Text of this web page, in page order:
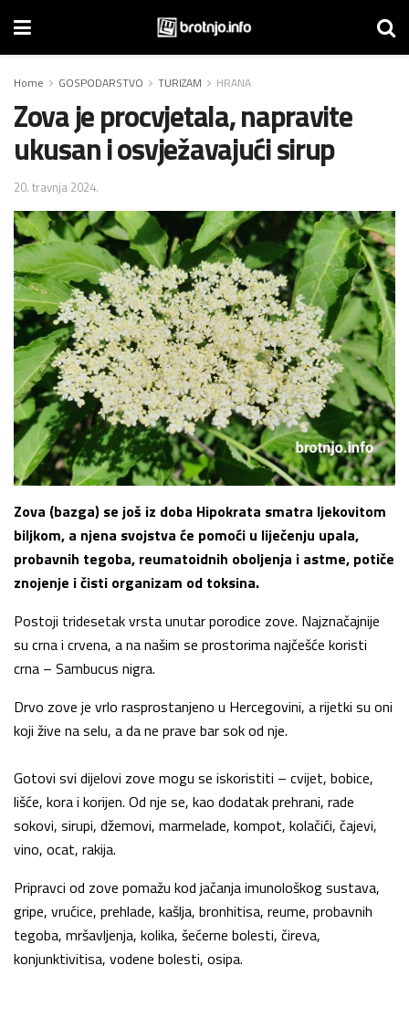
Home GOSPODARSTVO TURIZAM HRANA
Zova je procvjetala, napravite
ukusan i osvježavajući sirup
20. travnja 2024.
Zova (bazga) se još iz doba Hipokrata smatra ljekovitom
biljkom, a njena svojstva će pomoći u liječenju upala,
probavnih tegoba, reumatoidnih oboljenja i astme, potiče
znojenje i čisti organizam od toksina.
Postoji tridesetak vrsta unutar porodice zove. Najznačajnije
su crna i crvena, a na našim se prostorima najčešće koristi
crna – Sambucus nigra.
Drvo zove je vrlo rasprostanjeno u Hercegovini, a rijetki su oni
koji žive na selu, a da ne prave bar sok od nje.
Gotovi svi dijelovi zove mogu se iskoristiti – cvijet, bobice,
lišće, kora i korijen. Od nje se, kao dodatak prehrani, rade
sokovi, sirupi, džemovi, marmelade, kompot, kolačići, čajevi,
vino, ocat, rakija.
Pripravci od zove pomažu kod jačanja imunološkog sustava,
gripe, vrućice, prehlade, kašlja, bronhitisa, reume, probavnih
tegoba, mršavljenja, kolika, šećerne bolesti, čireva,
konjunktivitisa, vodene bolesti, osipa.